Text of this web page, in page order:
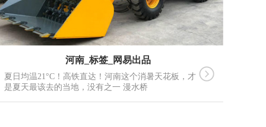
河南_标签_网易出品
夏日均温21°C！高铁直达！河南这个消暑天花板，才
是夏天最该去的当地，没有之一 漫水桥